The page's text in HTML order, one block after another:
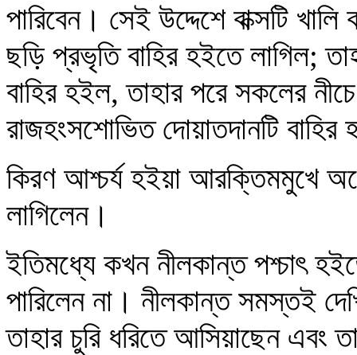
পারিবেন। সেই উদ্দেশে বাক্সটি
ছড়ি প্রভৃতি বাহির হইতে লাগিল;
বাহির হইল, তাহার পরে সকলের
রাজহংসশোভিত দোয়াতদানটি
কিরণ আশ্চর্য হইয়া আরক্তিমমুখে
লাগিলেন।
ইতিমধ্যে কখন নীলকান্ত পশ্চাৎ
পারিলেন না। নীলকান্ত সমস্তই
তাহার চুরি ধরিতে আসিয়াছেন এবং